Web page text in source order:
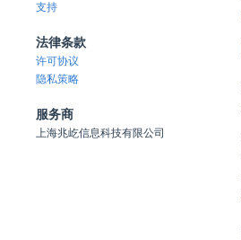
支持
法律条款
许可协议
隐私策略
服务商
上海兆屹信息科技有限公司